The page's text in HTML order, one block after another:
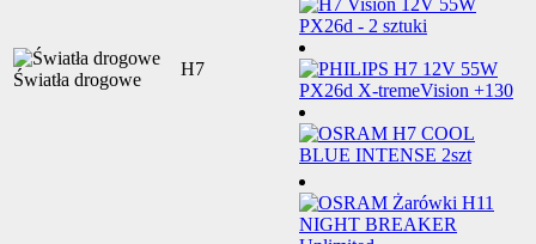
Światła drogowe
H7